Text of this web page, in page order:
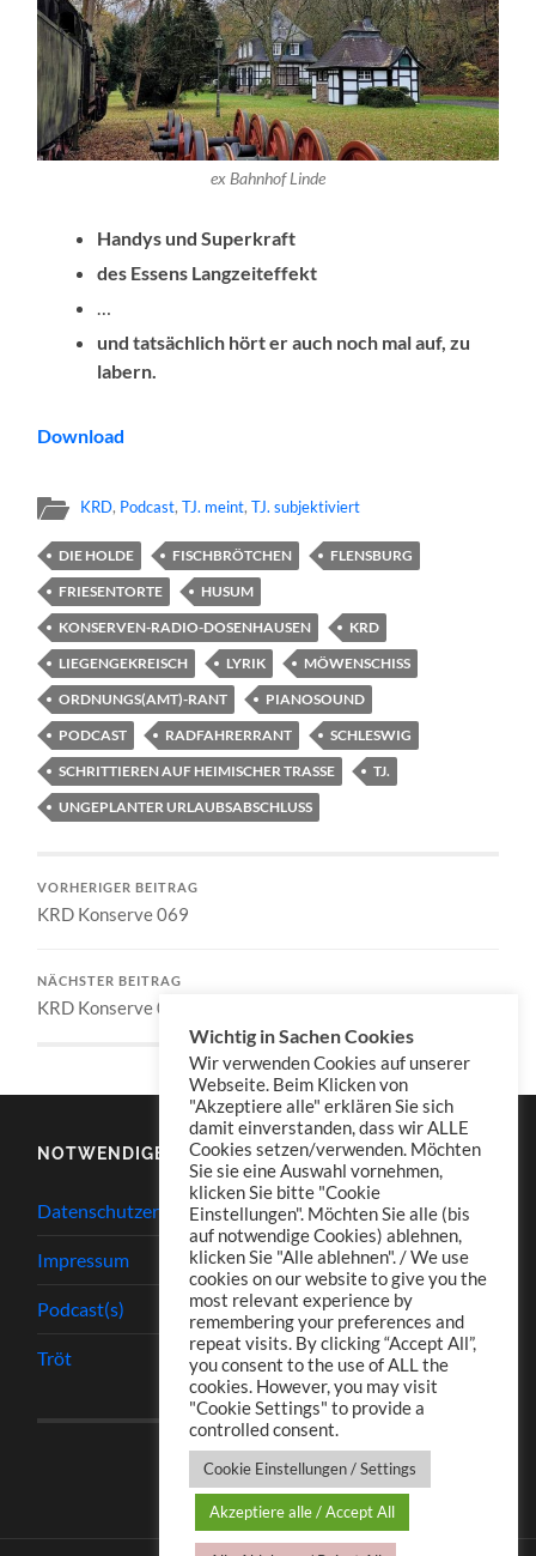
ex Bahnhof Linde
Handys und Superkraft
des Essens Langzeiteffekt
…
und tatsächlich hört er auch noch mal auf, zu
labern.
Download
KRD, Podcast,TJ. meint,TJ. subjektiviert
DIE HOLDE FISCHBRÖTCHEN
FLENSBURG
FRIESENTORTE
HUSUM
KONSERVEN-RADIO-DOSENHAUSEN
KRD
LIEGENGEKREISCH
LYRIK
MÖWENSCHISS
ORDNUNGS(AMT)-RANT
PIANOSOUND
PODCAST
RADFAHRERRANT
SCHLESWIG
SCHRITTIEREN AUF HEIMISCHER TRASSE
TJ.
UNGEPLANTER URLAUBSABSCHLUSS
VORHERIGER BEITRAG
KRD Konserve 069
NÄCHSTER BEITRAG
KRD Konserve 071
NOTWENDIGES
Datenschutzerklärung
Impressum
Podcast(s)
Tröt
Wichtig in Sachen Cookies
Wir verwenden Cookies auf unserer
Webseite. Beim Klicken von
"Akzeptiere alle" erklären Sie sich
damit einverstanden, dass wir ALLE
Cookies setzen/verwenden. Möchten
Sie sie eine Auswahl vornehmen,
klicken Sie bitte "Cookie
Einstellungen". Möchten Sie alle (bis
auf notwendige Cookies) ablehnen,
klicken Sie "Alle ablehnen". / We use
cookies on our website to give you the
most relevant experience by
remembering your preferences and
repeat visits. By clicking “Accept All”,
you consent to the use of ALL the
cookies. However, you may visit
"Cookie Settings" to provide a
controlled consent.
Cookie Einstellungen / Settings
Akzeptiere alle / Accept All